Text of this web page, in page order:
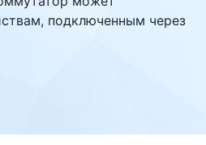
подключенным через